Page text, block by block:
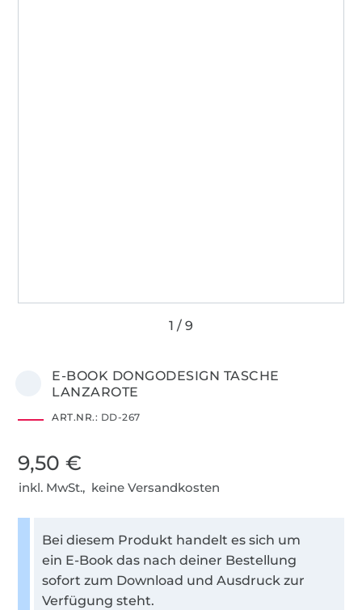
E-BOOK DONGODESIGN TASCHE
LANZAROTE
ART.NR.: DD-267
9,50 €
inkl. MwSt., keine Versandkosten
Bei diesem Produkt handelt es sich um
ein E-Book das nach deiner Bestellung
sofort zum Download und Ausdruck zur
Verfügung steht.